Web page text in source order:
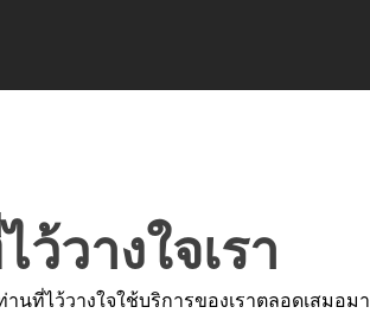
วางใจเรา
ที่ไว้วางใจใช้บริการของเราตลอดเสมอมา